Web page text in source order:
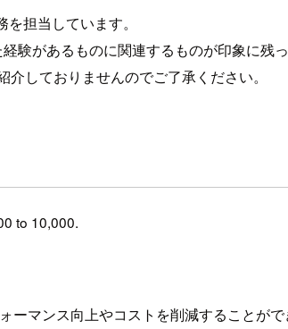
担当しています。
験があるものに関連するものが印象に残っ
しておりませんのでご了承ください。
to 10,000.
マンス向上やコストを削減することがで